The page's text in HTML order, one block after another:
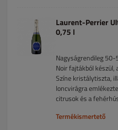
Laurent-Perrier
0,75 l
Nagyságrendileg 50-
Noir fajtákból készül,
Színe kristálytiszta,
loncvirágra
citrusok és a
Termékismertető